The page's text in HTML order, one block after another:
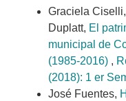
Graciela
Duplatt, El
municipal de
(1985-2016) ,
(2018): 1 er
José Fuentes,